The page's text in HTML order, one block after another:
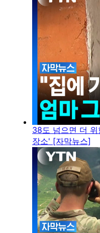
38도 넘으면 더 위
장소' [자막뉴스]